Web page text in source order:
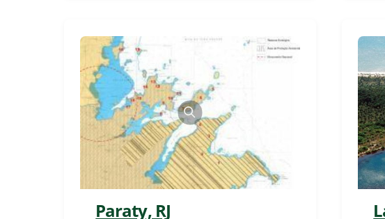
Paraty, RJ